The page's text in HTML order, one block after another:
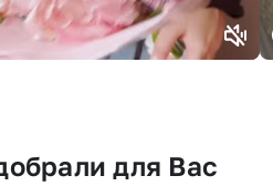
для Вас